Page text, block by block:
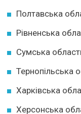
Полтавська
Рівненська
Сумська
Тернопільська
Харківська
Херсонська